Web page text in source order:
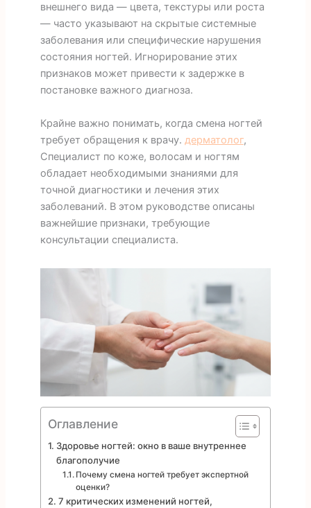
внешнего вида — цвета, текстуры или роста
— часто указывают на скрытые системные
заболевания или специфические нарушения
состояния ногтей. Игнорирование этих
признаков может привести к задержке в
постановке важного диагноза.
Крайне важно понимать, когда смена ногтей
требует обращения к врачу. дерматолог,
Специалист по коже, волосам и ногтям
обладает необходимыми знаниями для
точной диагностики и лечения этих
заболеваний. В этом руководстве описаны
важнейшие признаки, требующие
консультации специалиста.
Оглавление
Здоровье ногтей: окно в ваше внутреннее
благополучие
Почему смена ногтей требует экспертной
оценки?
7 критических изменений ногтей,